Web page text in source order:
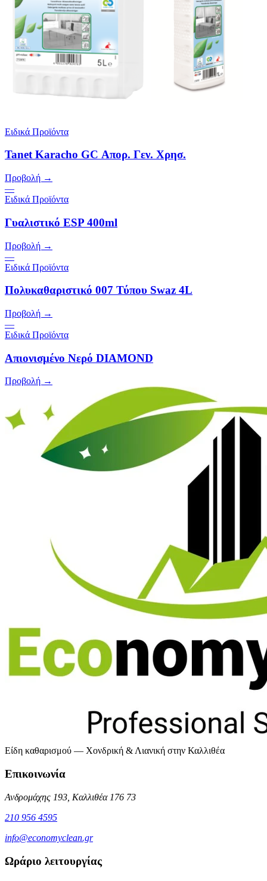
Ειδικά Προϊόντα
Tanet Karacho GC Απορ. Γεν. Χρησ.
Προβολή →
—
Ειδικά Προϊόντα
Γυαλιστικό ΕSP 400ml
Προβολή →
—
Ειδικά Προϊόντα
Πολυκαθαριστικό 007 Τύπου Swaz 4L
Προβολή →
—
Ειδικά Προϊόντα
Απιονισμένο Νερό DIAMOND
Προβολή →
Είδη καθαρισμού — Χονδρική & Λιανική στην Καλλιθέα
Επικοινωνία
Ανδρομάχης 193, Καλλιθέα 176 73
210 956 4595
info@economyclean.gr
Ωράριο λειτουργίας